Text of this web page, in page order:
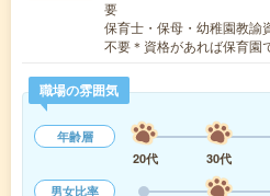
要
保育士・保母・幼稚園教諭
不要＊資格があれば保育
職場の雰囲気
年齢層
20代
30代
男女比率